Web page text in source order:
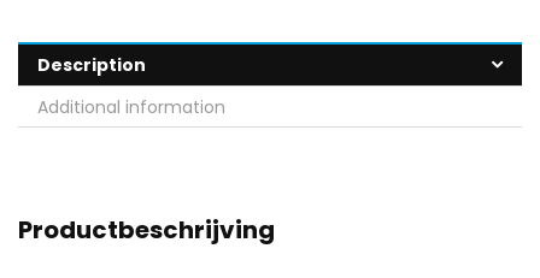
Description
Additional information
Productbeschrijving